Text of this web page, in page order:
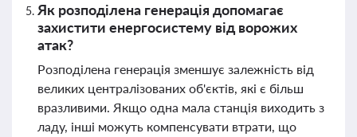
Як розподілена генерація допомагає
захистити енергосистему від ворожих
атак?
Розподілена генерація зменшує залежність від
великих централізованих об'єктів, які є більш
вразливими. Якщо одна мала станція виходить з
ладу, інші можуть компенсувати втрати, що